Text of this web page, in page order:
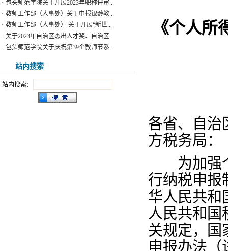
教师工作部（人事处） 关于开展“新世...
关于2023年自治区杰出人才奖、自治区...
包头师范学院关于庆祝第39个教师节系...
转发包头市关于开展2022年度包头市青...
包头师范学院2023年引进急需紧缺人才...
关于开展2023年下半年高校教师资格认...
关于开展2023年内蒙古自治区青年创新...
站内搜索
站内搜索：
《个人
各省、自治
方税务局：
为加强个
行纳税申报
华人民共和
人民共和国
关规定，国
申报办法（